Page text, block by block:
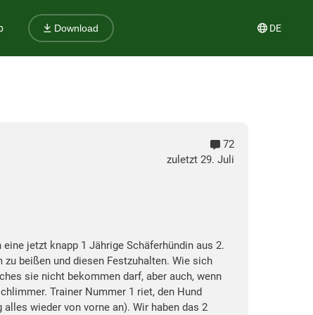
Download DE
72
zuletzt 29. Juli
jetzt knapp 1 Jährige Schäferhündin aus 2.
beißen und diesen Festzuhalten. Wie sich
sie nicht bekommen darf, aber auch, wenn
Trainer Nummer 1 riet, den Hund
wieder von vorne an). Wir haben das 2